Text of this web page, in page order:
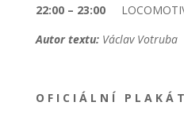
22:00 – 23:00
Autor textu: Václav Votruba
O F I C I Á L N Í P L A K Á T